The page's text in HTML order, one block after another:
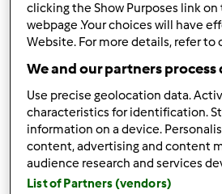
Pão Paleo
0 3 Fácil 1
Bolo
clicking the Show Purposes link
webpage .Your choices will have
Website. For more details, refer to
We and our partners
Use precise geolocation data.
characteristics for identification.
information on a device.
content, advertising and content
audience research and services
List of Partners (vendors)